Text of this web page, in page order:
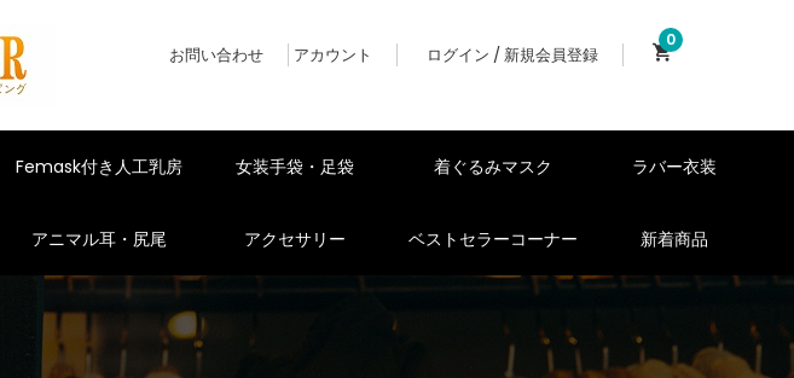
お問い合わせ アカウント ログイン / 新規会員登録
0
Femask付き人工乳房 女装手袋・足袋 着ぐるみマスク ラバー衣装
アニマル耳・尻尾 アクセサリー ベストセラーコーナー 新着商品